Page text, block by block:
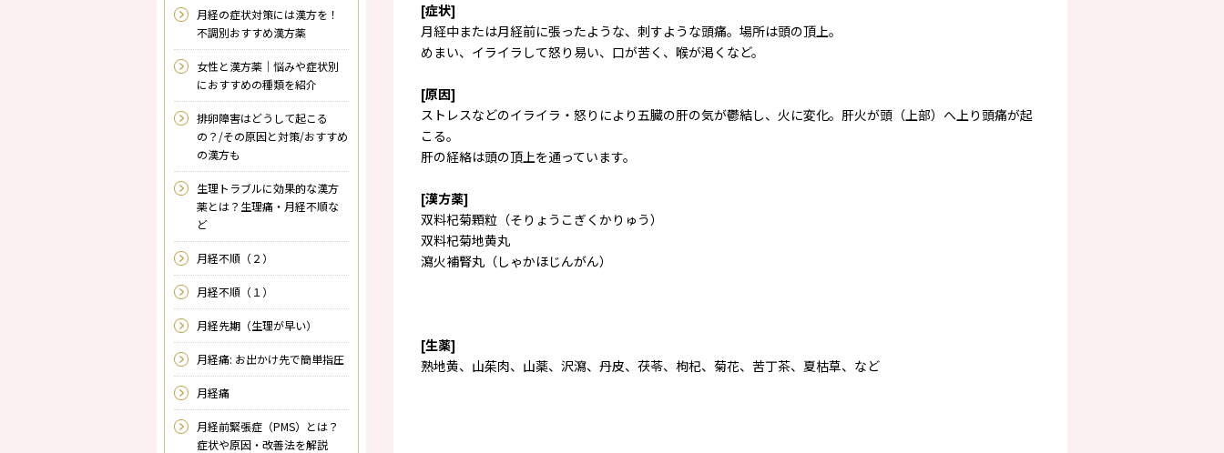
[症状]
月経中または月経前に張ったような、刺すような頭痛。場所は頭の頂上。
めまい、イライラして怒り易い、口が苦く、喉が渇くなど。
[原因]
ストレスなどのイライラ・怒りにより五臓の肝の気が鬱結し、火に変化。肝火が頭（上部）へ上り頭痛が起
こる。
肝の経絡は頭の頂上を通っています。
[漢方薬]
双料杞菊顆粒（そりょうこぎくかりゅう）
双料杞菊地黄丸
瀉火補腎丸（しゃかほじんがん）
[生薬]
熟地黄、山茱肉、山薬、沢瀉、丹皮、茯苓、枸杞、菊花、苦丁茶、夏枯草、など
月経の症状対策には漢方を！
不調別おすすめ漢方薬
女性と漢方薬｜悩みや症状別
におすすめの種類を紹介
排卵障害はどうして起こる
の？/その原因と対策/おすすめ
の漢方も
生理トラブルに効果的な漢方
薬とは？生理痛・月経不順な
ど
月経不順（２）
月経不順（１）
月経先期（生理が早い）
月経痛: お出かけ先で簡単指圧
月経痛
月経前緊張症（PMS）とは？
症状や原因・改善法を解説